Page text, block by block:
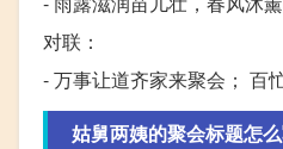
对联：
- 万事让道齐家来聚会； 百
姑舅两姨的聚会标题怎